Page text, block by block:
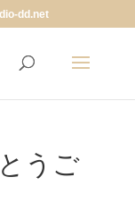
dd.net
うご